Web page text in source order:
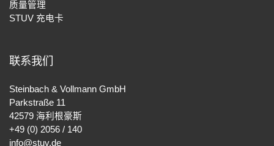
质量管理
STUV 充电卡
联系我们
Steinbach & Vollmann GmbH
Parkstraße 11
42579 海利根豪斯
+49 (0) 2056 / 140
info@stuv.de